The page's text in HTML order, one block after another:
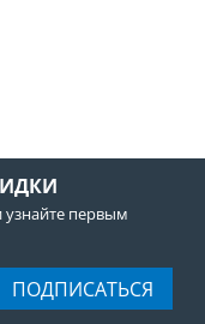
первым
ПОДПИСАТЬСЯ